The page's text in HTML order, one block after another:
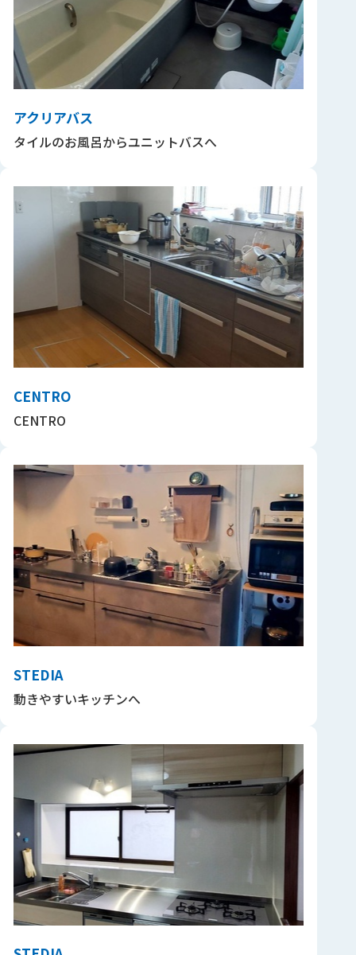
アクリアバス
タイルのお風呂からユニットバスへ
CENTRO
CENTRO
STEDIA
動きやすいキッチンへ